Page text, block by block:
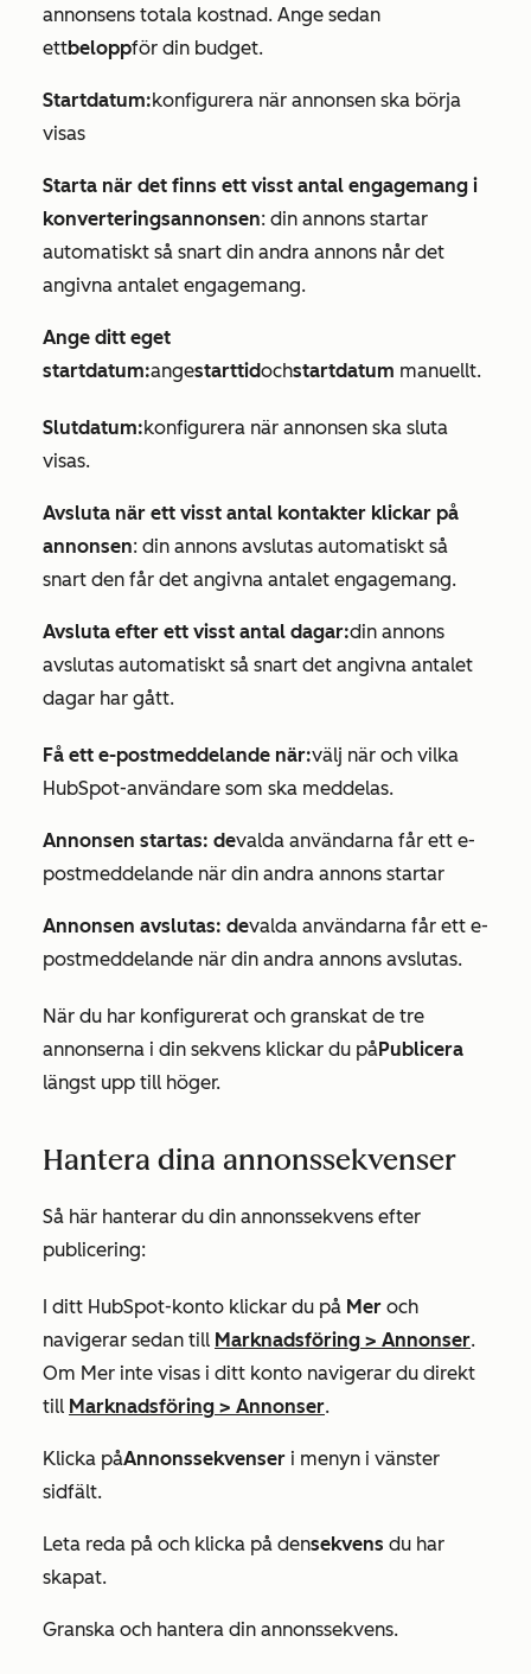
annonsens totala kostnad. Ange sedan
ettbeloppför din budget.
Startdatum:konfigurera när annonsen ska börja
visas
Starta när det finns ett visst antal engagemang i
konverteringsannonsen: din annons startar
automatiskt så snart din andra annons når det
angivna antalet engagemang.
Ange ditt eget
startdatum:angestarttidochstartdatum manuellt.
Slutdatum:konfigurera när annonsen ska sluta
visas.
Avsluta när ett visst antal kontakter klickar på
annonsen: din annons avslutas automatiskt så
snart den får det angivna antalet engagemang.
Avsluta efter ett visst antal dagar:din annons
avslutas automatiskt så snart det angivna antalet
dagar har gått.
Få ett e-postmeddelande när:välj när och vilka
HubSpot-användare som ska meddelas.
Annonsen startas: devalda användarna får ett e-
postmeddelande när din andra annons startar
Annonsen avslutas: devalda användarna får ett e-
postmeddelande när din andra annons avslutas.
När du har konfigurerat och granskat de tre
annonserna i din sekvens klickar du påPublicera
längst upp till höger.
Hantera dina annonssekvenser
Så här hanterar du din annonssekvens efter
publicering:
I ditt HubSpot-konto klickar du på Mer och
navigerar sedan till Marknadsföring > Annonser.
Om Mer inte visas i ditt konto navigerar du direkt
till Marknadsföring > Annonser.
Klicka påAnnonssekvenser i menyn i vänster
sidfält.
Leta reda på och klicka på densekvens du har
skapat.
Granska och hantera din annonssekvens.